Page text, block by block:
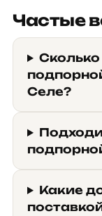
Частые
Селе?
Какие